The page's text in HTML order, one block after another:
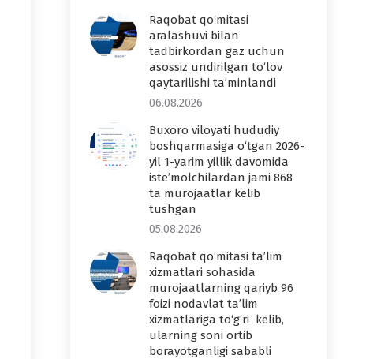
Raqobat qo‘mitasi
aralashuvi bilan
tadbirkordan gaz uchun
asossiz undirilgan to‘lov
qaytarilishi ta’minlandi
06.08.2026
Buxoro viloyati hududiy
boshqarmasiga o‘tgan 2026-
yil 1-yarim yillik davomida
iste’molchilardan jami 868
ta murojaatlar kelib
tushgan
05.08.2026
Raqobat qo‘mitasi ta’lim
xizmatlari sohasida
murojaatlarning qariyb 96
foizi nodavlat ta’lim
xizmatlariga to‘g‘ri kelib,
ularning soni ortib
borayotganligi sababli